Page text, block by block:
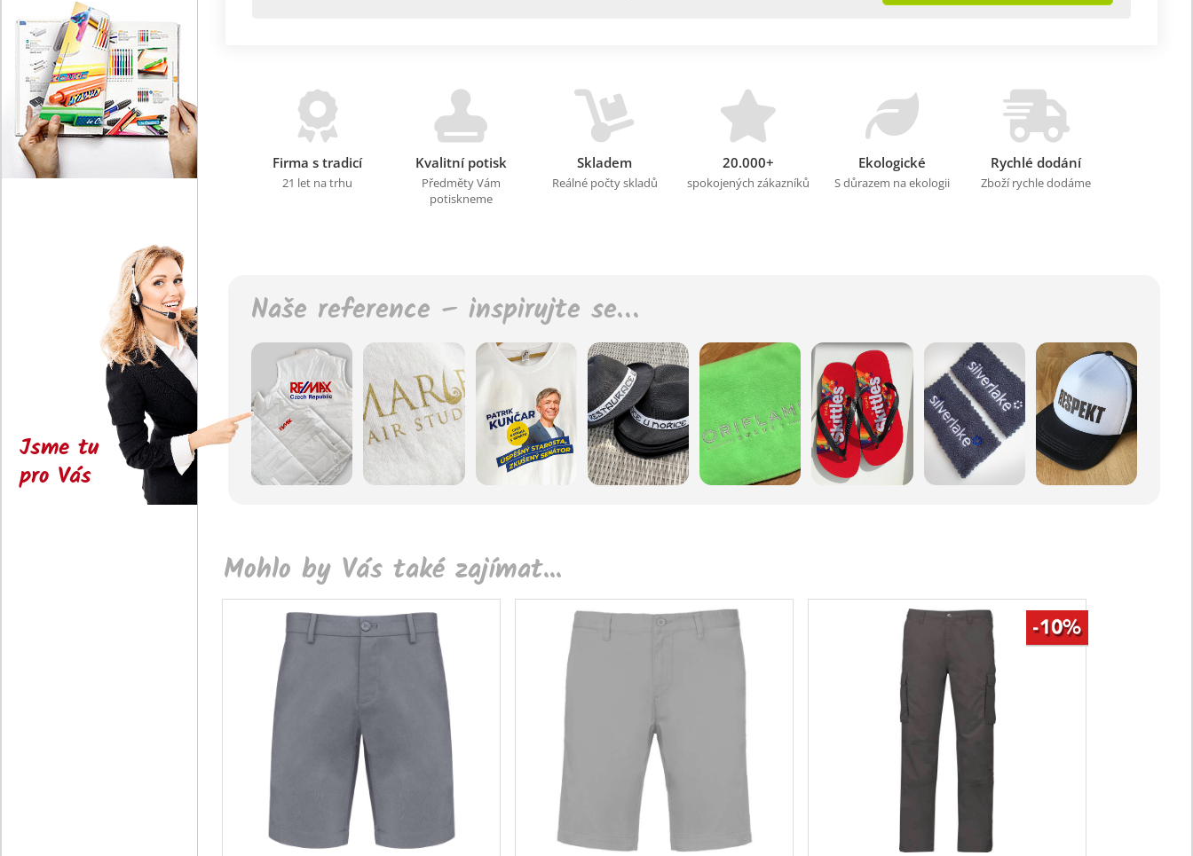
Jsme tu
pro Vás
Firma s tradicí
21 let na trhu
Kvalitní potisk
Předměty Vám
potiskneme
Skladem
Reálné počty skladů
20.000+
spokojených zákazníků
Ekologické
S důrazem na ekologii
Rychlé dodání
Zboží rychle dodáme
Naše reference – inspirujte se…
Mohlo by Vás také zajímat...